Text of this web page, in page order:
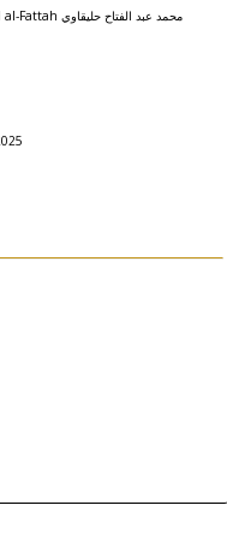
Haliqawi, Muhammad Abd al-Fattah محمد عبد الفتاح حليقاوي